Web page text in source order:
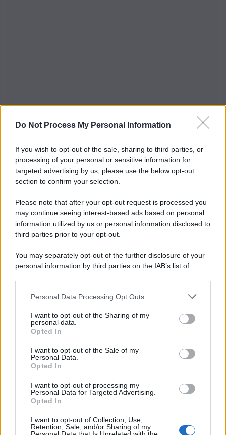
Do Not Process My Personal Information
If you wish to opt-out of the sale, sharing to third parties, or
processing of your personal or sensitive information for
targeted advertising by us, please use the below opt-out
section to confirm your selection.
Please note that after your opt-out request is processed you
may continue seeing interest-based ads based on personal
information utilized by us or personal information disclosed to
third parties prior to your opt-out.
You may separately opt-out of the further disclosure of your
personal information by third parties on the IAB’s list of
This information may also be disclosed by us to third parties
disclose it to other third parties.
Personal Data Processing Opt Outs
I want to opt-out of the Sharing of my
personal data.
Opted In
I want to opt-out of the Sale of my
Personal Data.
Opted In
I want to opt-out of processing my
Personal Data for Targeted Advertising.
Opted In
I want to opt-out of Collection, Use,
Retention, Sale, and/or Sharing of my